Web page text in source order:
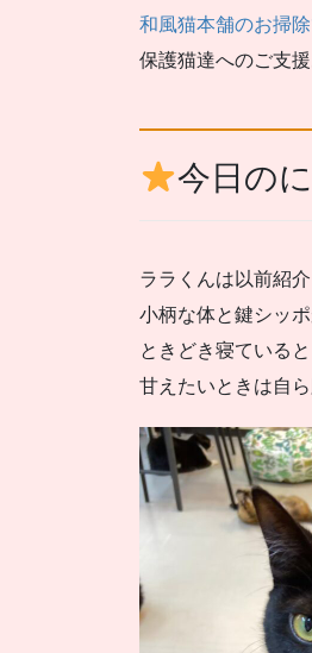
和風猫本舗のお掃
保護猫達へのご支
今日の
ララくんは以前紹
小柄な体と鍵シッ
ときどき寝ている
甘えたいときは自